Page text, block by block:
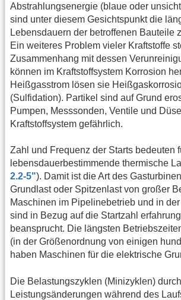
Abstrahlungsenergie (blaue oder
sind unter diesem Gesichtspunkt die
Lebensdauern der betroffenen Bauteile
Ein weiteres Problem vieler Kraftstoffe
Zusammenhang mit dessen
können im Kraftstoffsystem Korrosion
Heißgasstrom lösen sie
(Sulfidation). Partikel sind auf Grund
Pumpen, Messsonden, Ventile und
Kraftstoffsystem gefährlich.
Zahl und Frequenz der Starts bedeuten
lebensdauerbestimmende thermische
2.2-5"). Damit ist die Art des
Grundlast oder Spitzenlast von großer
Maschinen im Pipelinebetrieb und in
sind in Bezug auf die Startzahl
beansprucht. Die längsten
(in der Größenordnung von einigen
haben Maschinen für die elektrische
Die Belastungszyklen (Minizyklen) durch
Leistungsänderungen während des